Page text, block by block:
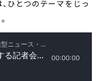
ひとつのテーマをじっ